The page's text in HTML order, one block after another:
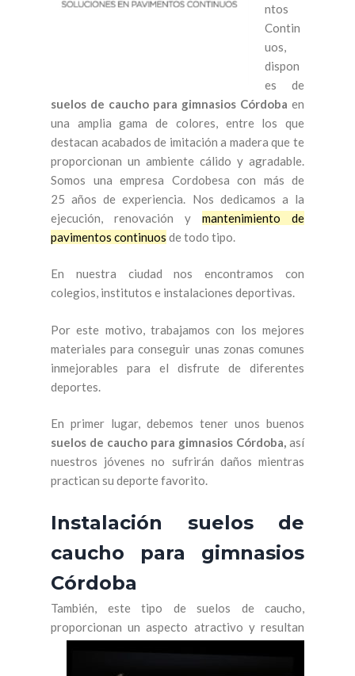
ntos
Contin
uos,
dispon
es de
suelos de caucho para gimnasios Córdoba en
una amplia gama de colores, entre los que
destacan acabados de imitación a madera que te
proporcionan un ambiente cálido y agradable.
Somos una empresa Cordobesa con más de
25 años de experiencia. Nos dedicamos a la
ejecución, renovación y mantenimiento de
pavimentos continuos de todo tipo.
En nuestra ciudad nos encontramos con
colegios, institutos e instalaciones deportivas.
Por este motivo, trabajamos con los mejores
materiales para conseguir unas zonas comunes
inmejorables para el disfrute de diferentes
deportes.
En primer lugar, debemos tener unos buenos
suelos de caucho para gimnasios Córdoba, así
nuestros jóvenes no sufrirán daños mientras
practican su deporte favorito.
Instalación suelos de
caucho para gimnasios
Córdoba
También, este tipo de suelos de caucho,
proporcionanun aspecto atractivo y resultan